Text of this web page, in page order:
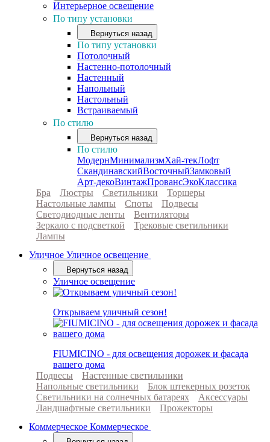
Интерьерное освещение
По типу установки
Вернуться назад
По типу установки
Потолочный
Настенно-потолочный
Настенный
Напольный
Настольный
Встраиваемый
По стилю
Вернуться назад
По стилю
МодернМинимализмХай-текЛофт
СкандинавскийВосточныйЗамковый
Арт-декоВинтажПровансЭкоКлассика
Бра
Люстры Светильники
Торшеры
Настольные лампы
Споты
Подвесы
Светодиодные ленты
Вентиляторы
Зеркало с подсветкой
Трековые светильники
Лампы
Уличное Уличное освещение
Вернуться назад
Уличное освещение
Открываем уличный сезон!
FIUMICINO - для освещения дорожек и фасада
вашего дома
Подвесы
Настенные светильники
Напольные светильники
Блок штекерных розеток
Светильники на солнечных батареях
Аксессуары
Ландшафтные светильники
Прожекторы
Коммерческое Коммерческое